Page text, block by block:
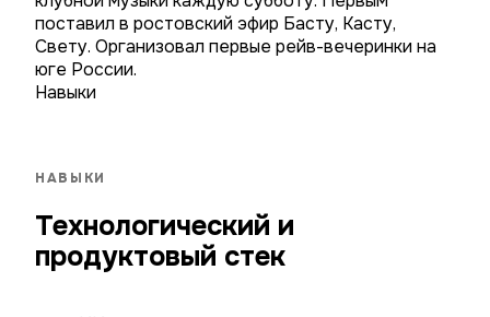
поставил в ростовский эфир Басту, Касту,
Свету. Организовал первые рейв-вечеринки на
юге России.
Навыки
НАВЫКИ
Технологический и
продуктовый стек